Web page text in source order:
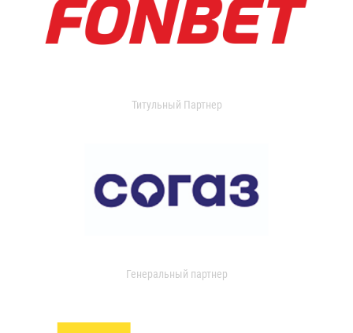
Титульный Партнер
Генеральный партнер